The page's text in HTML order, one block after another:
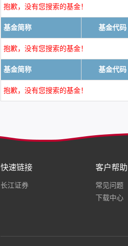
抱歉，没有您搜索的基金！
基金简称 基金代码
抱歉，没有您搜索的基金！
基金简称 基金代码
抱歉，没有您搜索的基金！
快速链接
长江证券
客户帮助
常见问题
下载中心